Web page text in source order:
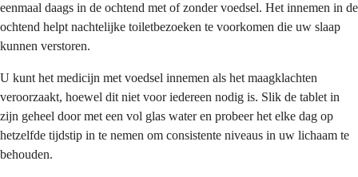
eenmaal daags in de ochtend met of zonder voedsel. Het innemen in de
ochtend helpt nachtelijke toiletbezoeken te voorkomen die uw slaap
kunnen verstoren.
U kunt het medicijn met voedsel innemen als het maagklachten
veroorzaakt, hoewel dit niet voor iedereen nodig is. Slik de tablet in
zijn geheel door met een vol glas water en probeer het elke dag op
hetzelfde tijdstip in te nemen om consistente niveaus in uw lichaam te
behouden.